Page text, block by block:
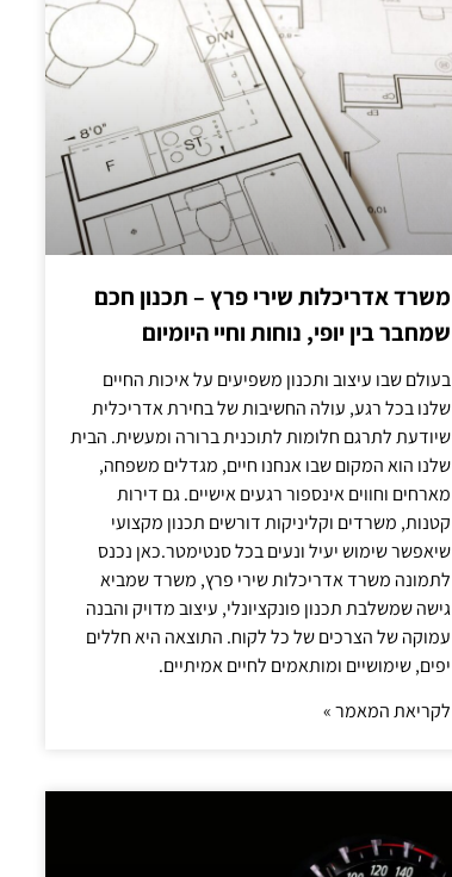
משרד אדריכלות שירי פרץ – תכנון חכם
שמחבר בין יופי, נוחות וחיי היומיום
בעולם שבו עיצוב ותכנון משפיעים על איכות החיים
שלנו בכל רגע, עולה החשיבות של בחירת אדריכלית
שיודעת לתרגם חלומות לתוכנית ברורה ומעשית. הבית
שלנו הוא המקום שבו אנחנו חיים, מגדלים משפחה,
מארחים וחווים אינספור רגעים אישיים. גם דירות
קטנות, משרדים וקליניקות דורשים תכנון מקצועי
שיאפשר שימוש יעיל ונעים בכל סנטימטר.כאן נכנס
לתמונה משרד אדריכלות שירי פרץ, משרד שמביא
גישה שמשלבת תכנון פונקציונלי, עיצוב מדויק והבנה
עמוקה של הצרכים של כל לקוח. התוצאה היא חללים
יפים, שימושיים ומותאמים לחיים אמיתיים.
לקריאת המאמר »